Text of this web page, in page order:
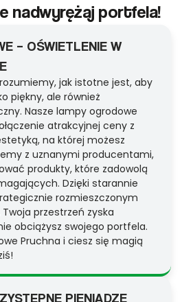
nadwyrężaj portfela!
– OŚWIETLENIE W
rozumiemy, jak istotne jest, aby
piękny, ale również
Nasze lampy ogrodowe
atrakcyjnej ceny z
na której możesz
z uznanymi producentami,
produkty, które zadowolą
Dzięki starannie
rozmieszczonym
przestrzeń zyska
obciążysz swojego portfela.
Pruchna i ciesz się magią
PIENIĄDZE